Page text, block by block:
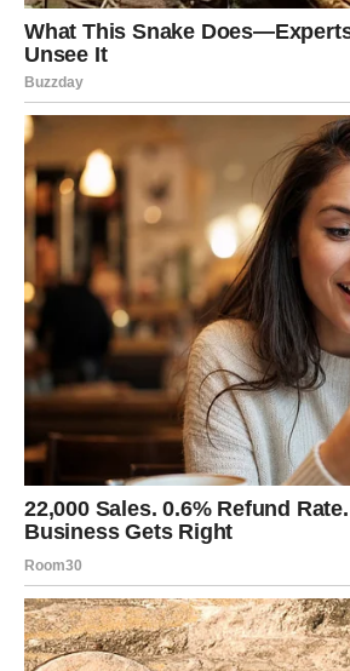
dominiraš.
Ključ sreće:
“Moja vrednost ne zavisi
DEVICA – SREĆA
JASNOĆU, REŠENJE
GLAVI
Devica do sredine marta dobija sreću
Možda ti to ne deluje kao “sreća”, ali
ogromno: kada znaš na čemu si, kad
prestane preispitivanje.
Gde dolazi sreća:kroz rešavanje
obaveza, organizaciju i osećaj kontrole.
U ljubavi:razgovor koji donosi mir, ili
pristaješ na polovično.
Na šta paziš:
kada se opustiš.
Ključ sreće:“Ne moram sve da držim
bilo dobro.”